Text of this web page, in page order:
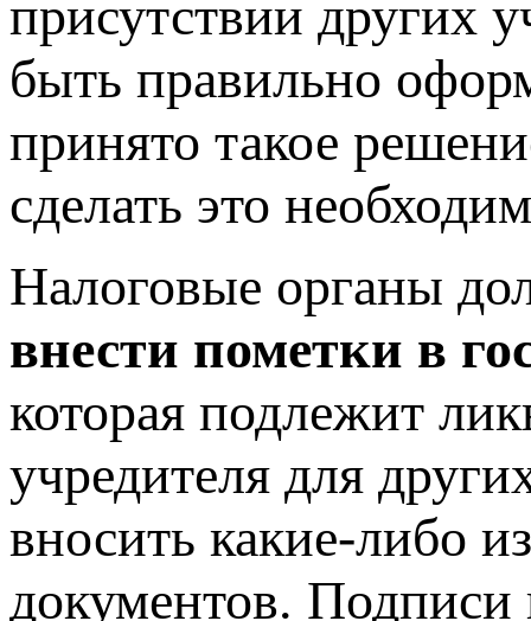
присутствии других
быть правильно
принято такое
сделать это
Налоговые органы
внести пометки в
которая подлежит
учредителя для
вносить какие-либо
документов. Подписи